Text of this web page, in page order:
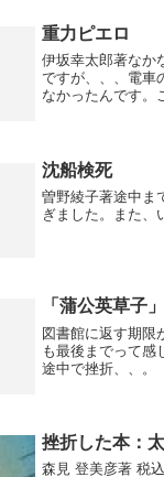
重力ピエロ
伊坂幸太郎著なか
ですが、、、電車
なかったんです。
沈船検死
曽野綾子著途中ま
ぎました。また、
「蒲公英草子
図書館に返す期限
も最後までって感
途中で挫折、、。
挫折した本：
森見 登美彦著 税